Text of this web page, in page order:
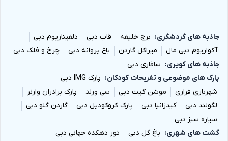
جاذبه های گردشگری برج خلیفه قاب دبی
دلفیناریوم دبی
آکواریوم دبی مال
میراکل گاردن باغ پروانه دبی
چرخ و فلک دبی
جاذبه های کویری
سافاری دبی
پارک های موضوعی و تفریحات کودکان
پارک IMG دبی
شهربازی فراری
موشن گیت دبی سی ورلد
پارک برادران وارنر
لگولند دبی
کیدزانیا دبی پارک کروکودیل دبی
گاردن گلو دبی
سیاره سبز دبی
گشت های شهری
باغ گل دبی
تور دهکده جهانی دبی